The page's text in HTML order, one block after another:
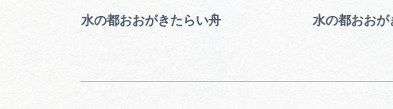
水の都おおがきたらい舟 水の都おおが